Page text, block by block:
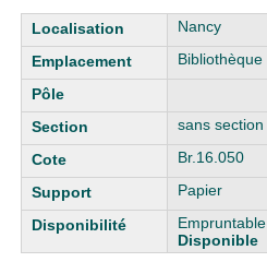
Liste des exemplaires
Nancy
Bibliothèque
sans section
Br.16.050
Papier
Empruntable
Disponible